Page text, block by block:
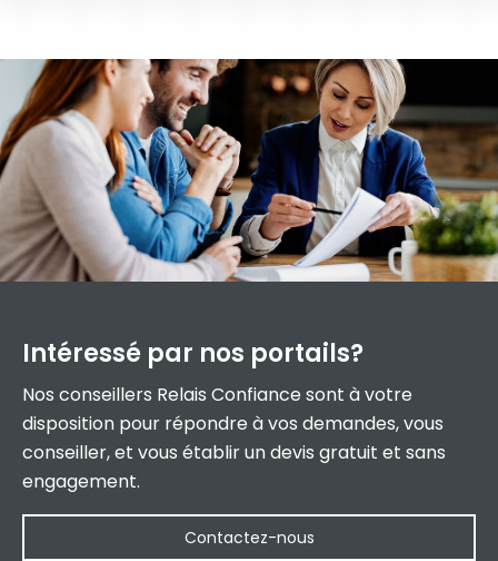
Intéressé par nos portails?
Nos conseillers Relais Confiance sont à votre
disposition pour répondre à vos demandes, vous
conseiller, et vous établir un devis gratuit et sans
engagement.
Contactez-nous